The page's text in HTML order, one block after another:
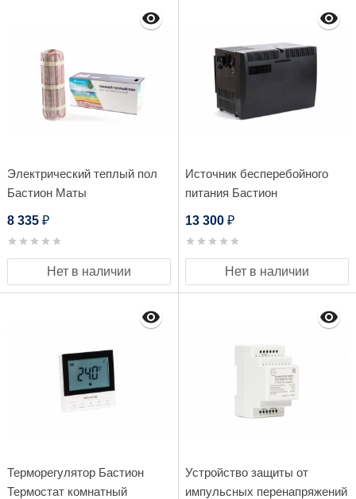
Электрический теплый пол
Бастион Маты
8 335 ₽
Нет в наличии
Источник бесперебойного
питания Бастион
13 300 ₽
Нет в наличии
Терморегулятор Бастион
Термостат комнатный
Устройство защиты от
импульсных перенапряжений